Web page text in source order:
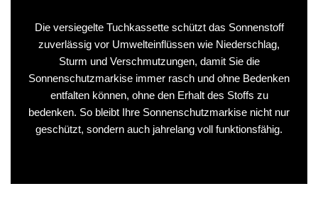
Die versiegelte Tuchkassette schützt das Sonnenstoff
zuverlässig vor Umwelteinflüssen wie Niederschlag,
Sturm und Verschmutzungen, damit Sie die
Sonnenschutzmarkise immer rasch und ohne Bedenken
entfalten können, ohne den Erhalt des Stoffs zu
bedenken. So bleibt Ihre Sonnenschutzmarkise nicht nur
geschützt, sondern auch jahrelang voll funktionsfähig.